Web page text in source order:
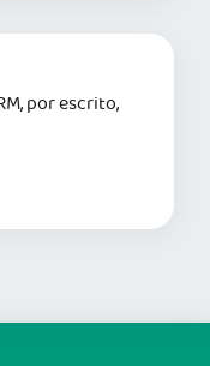
por escrito,
mais informações